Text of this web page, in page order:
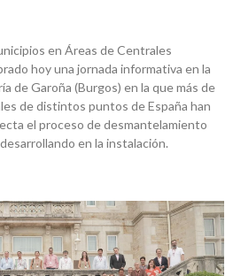
en Áreas de Centrales
hoy una jornada informativa en la
de Garoña (Burgos) en la que más de
de distintos puntos de España han
el proceso de desmantelamiento
en la instalación.